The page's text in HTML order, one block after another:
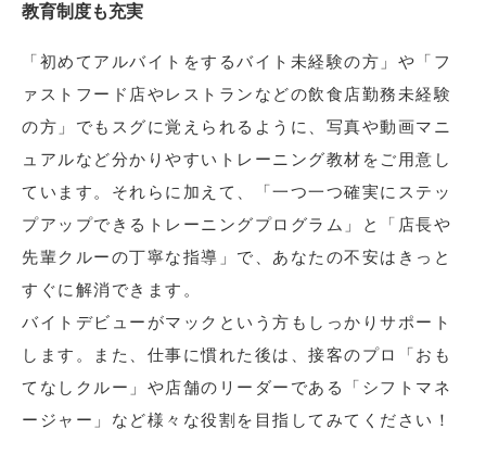
教育制度も充実
「初めてアルバイトをするバイト未経験の方」や「フ
ァストフード店やレストランなどの飲食店勤務未経験
の方」でもスグに覚えられるように、写真や動画マニ
ュアルなど分かりやすいトレーニング教材をご用意し
ています。それらに加えて、「一つ一つ確実にステッ
プアップできるトレーニングプログラム」と「店長や
先輩クルーの丁寧な指導」で、あなたの不安はきっと
すぐに解消できます。
バイトデビューがマックという方もしっかりサポート
します。また、仕事に慣れた後は、接客のプロ「おも
てなしクルー」や店舗のリーダーである「シフトマネ
ージャー」など様々な役割を目指してみてください！